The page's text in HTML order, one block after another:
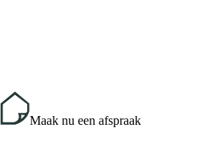
Maak nu een afspraak